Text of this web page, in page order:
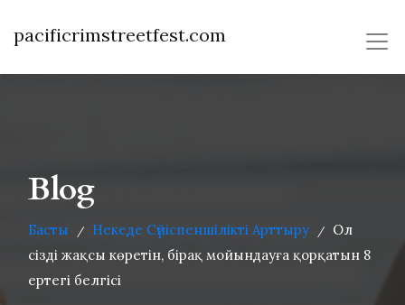
pacificrimstreetfest.com
Blog
Басты / Некеде Сүйіспеншілікті Арттыру /
Ол
сізді жақсы көретін, бірақ мойындауға қорқатын 8
ертегі белгісі